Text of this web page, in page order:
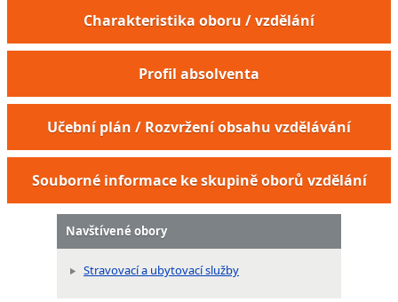
Charakteristika oboru / vzdělání
Profil absolventa
Učební plán / Rozvržení obsahu vzdělávání
Souborné informace ke skupině oborů vzdělání
Navštívené obory
Stravovací a ubytovací služby